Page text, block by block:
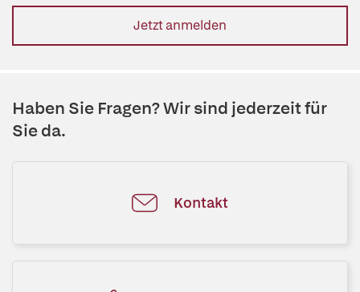
Jetzt anmelden
Haben Sie Fragen? Wir sind jederzeit für
Sie da.
Kontakt